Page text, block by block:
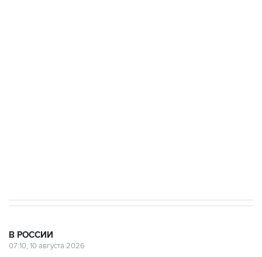
В РОССИИ
07:10, 10 августа 2026